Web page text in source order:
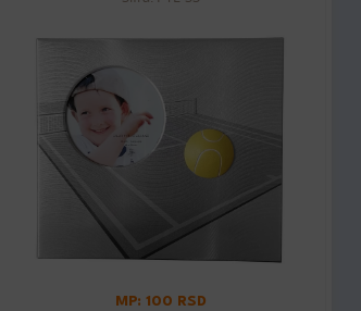
MP: 100 RSD